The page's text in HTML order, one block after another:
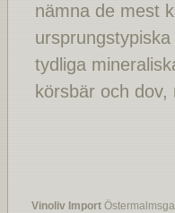
nämna de mest
tydliga
körsbär och
Vinoliv Import